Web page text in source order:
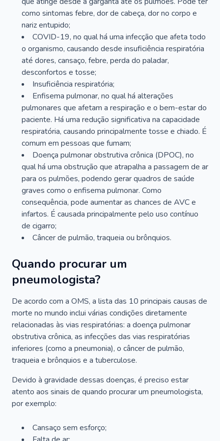
como sintomas febre, dor de cabeça, dor no corpo e
nariz entupido;
COVID-19, no qual há uma infecção que afeta todo
o organismo, causando desde insuficiência respiratória
até dores, cansaço, febre, perda do paladar,
desconfortos e tosse;
Insuficiência respiratória;
Enfisema pulmonar, no qual há alterações
pulmonares que afetam a respiração e o bem-estar do
paciente. Há uma redução significativa na capacidade
respiratória, causando principalmente tosse e chiado. É
comum em pessoas que fumam;
Doença pulmonar obstrutiva crônica (DPOC), no
qual há uma obstrução que atrapalha a passagem de ar
para os pulmões, podendo gerar quadros de saúde
graves como o enfisema pulmonar. Como
consequência, pode aumentar as chances de AVC e
infartos. É causada principalmente pelo uso contínuo
de cigarro;
Câncer de pulmão, traqueia ou brônquios.
Quando procurar um
pneumologista?
De acordo com a OMS, a lista das 10 principais causas de
morte no mundo inclui várias condições diretamente
relacionadas às vias respiratórias: a doença pulmonar
obstrutiva crônica, as infecções das vias respiratórias
inferiores (como a pneumonia), o câncer de pulmão,
traqueia e brônquios e a tuberculose.
Devido à gravidade dessas doenças, é preciso estar
atento aos sinais de quando procurar um pneumologista,
por exemplo:
Cansaço sem esforço;